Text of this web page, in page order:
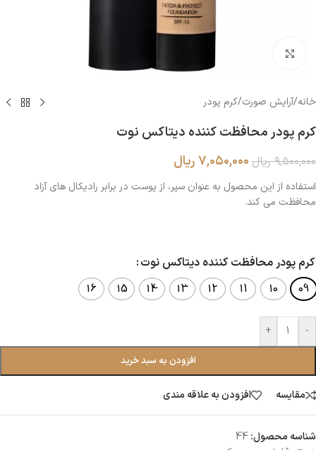
بزرگنمایی تصویر
خانه/آرایش صورت/کرم پودر
کرم پودر محافظت کننده دیتاکس نوت
۹,۵۰۰,۰۰۰ ریال ۷,۰۵۰,۰۰۰ریال
استفاده از این محصول به عنوان سپر، از پوست در برابر رادیکال های آزاد
محافظت می کند.
کرم پودر محافظت کننده دیتاکس نوت
09
10
11
12
13
14
15
16
-
+
افزودن به سبد خرید
مقایسه افزودن به علاقه مندی
شناسه محصول:44